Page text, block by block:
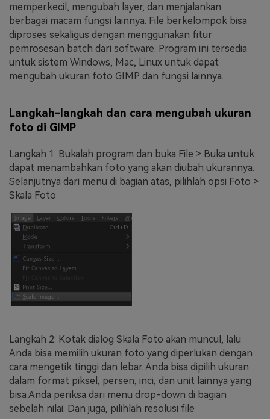
memperkecil, mengubah layer, dan menjalankan
berbagai macam fungsi lainnya. File berkelompok bisa
diproses sekaligus dengan menggunakan fitur
pemrosesan batch dari software. Program ini tersedia
untuk sistem Windows, Mac, Linux untuk dapat
mengubah ukuran foto GIMP dan fungsi lainnya.
Langkah-langkah dan cara mengubah ukuran
foto di GIMP
Langkah 1: Bukalah program dan buka File > Buka untuk
dapat menambahkan foto yang akan diubah ukurannya.
Selanjutnya dari menu di bagian atas, pilihlah opsi Foto >
Skala Foto
Langkah 2: Kotak dialog Skala Foto akan muncul, lalu
Anda bisa memilih ukuran foto yang diperlukan dengan
cara mengetik tinggi dan lebar. Anda bisa dipilih ukuran
dalam format piksel, persen, inci, dan unit lainnya yang
bisa Anda periksa dari menu drop-down di bagian
sebelah nilai. Dan juga, pilihlah resolusi file